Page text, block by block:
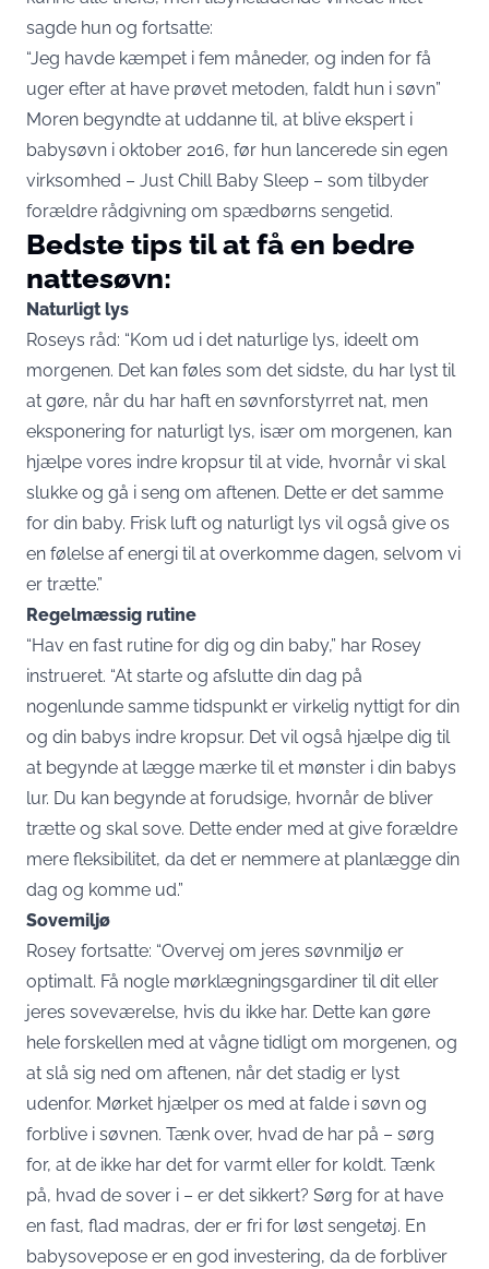
sagde hun og fortsatte:
“Jeg havde kæmpet i fem måneder, og inden for få
uger efter at have prøvet metoden, faldt hun i søvn”
Moren begyndte at uddanne til, at blive ekspert i
babysøvn i oktober 2016, før hun lancerede sin egen
virksomhed – Just Chill Baby Sleep – som tilbyder
forældre rådgivning om spædbørns sengetid.
Bedste tips til at få en bedre
nattesøvn:
Naturligt lys
Roseys råd: “Kom ud i det naturlige lys, ideelt om
morgenen. Det kan føles som det sidste, du har lyst til
at gøre, når du har haft en søvnforstyrret nat, men
eksponering for naturligt lys, især om morgenen, kan
hjælpe vores indre kropsur til at vide, hvornår vi skal
slukke og gå i seng om aftenen. Dette er det samme
for din baby. Frisk luft og naturligt lys vil også give os
en følelse af energi til at overkomme dagen, selvom vi
er trætte.”
Regelmæssig rutine
“Hav en fast rutine for dig og din baby,” har Rosey
instrueret. “At starte og afslutte din dag på
nogenlunde samme tidspunkt er virkelig nyttigt for din
og din babys indre kropsur. Det vil også hjælpe dig til
at begynde at lægge mærke til et mønster i din babys
lur. Du kan begynde at forudsige, hvornår de bliver
trætte og skal sove. Dette ender med at give forældre
mere fleksibilitet, da det er nemmere at planlægge din
dag og komme ud.”
Sovemiljø
Rosey fortsatte: “Overvej om jeres søvnmiljø er
optimalt. Få nogle mørklægningsgardiner til dit eller
jeres soveværelse, hvis du ikke har. Dette kan gøre
hele forskellen med at vågne tidligt om morgenen, og
at slå sig ned om aftenen, når det stadig er lyst
udenfor. Mørket hjælper os med at falde i søvn og
forblive i søvnen. Tænk over, hvad de har på – sørg
for, at de ikke har det for varmt eller for koldt. Tænk
på, hvad de sover i – er det sikkert? Sørg for at have
en fast, flad madras, der er fri for løst sengetøj. En
babysovepose er en god investering, da de forbliver